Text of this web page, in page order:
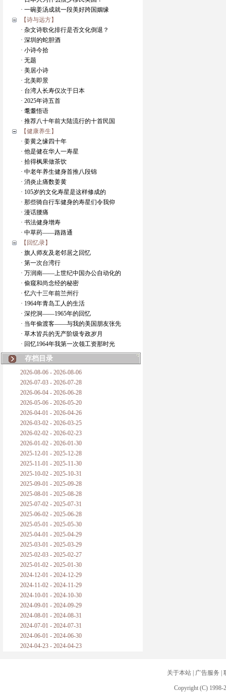
· 一碗姜汤成就一段美好跨国姻缘
【诗与远方】
· 杂文诗歌化排行是否文化倒退？
· 深圳的蛇胆酒
· 小诗今拾
· 无题
· 美居小诗
· 北美即景
· 台湾人长寿仅次于日本
· 2025年诗五首
· 耄耋悟语
· 推荐八十年前大陆流行的十首民国
【健康养生】
· 姜黄之缘四十年
· 他是健在华人一寿星
· 拾得枫果做茶饮
· 中老年养生健身首推八段锦
· 消炎止痛数姜黄
· 105岁的文化寿星是这样修成的
· 那些骑自行车健身的寿星们令我仰
· 漫话腰痛
· 书法健身增寿
· 中草药——路路通
【回忆录】
· 旗人师友及老邻居之回忆
· 第一次台湾行
· 万润南——上世纪中国办公自动化的
· 偷窥和尚念经的秘密
· 忆六十三年前兰州行
· 1964年青岛工人的生活
· 深挖洞——1965年的回忆
· 当年偷渡客——与我的美国朋友张先
· 草木皆兵的无产阶级专政岁月
· 回忆1964年我第一次领工资那时光
存档目录
2026-08-06 - 2026-08-06
2026-07-03 - 2026-07-28
2026-06-04 - 2026-06-28
2026-05-06 - 2026-05-20
2026-04-01 - 2026-04-26
2026-03-02 - 2026-03-25
2026-02-02 - 2026-02-23
2026-01-02 - 2026-01-30
2025-12-01 - 2025-12-28
2025-11-01 - 2025-11-30
2025-10-02 - 2025-10-31
2025-09-01 - 2025-09-28
2025-08-01 - 2025-08-28
2025-07-02 - 2025-07-31
2025-06-02 - 2025-06-28
2025-05-01 - 2025-05-30
2025-04-01 - 2025-04-29
2025-03-01 - 2025-03-29
2025-02-03 - 2025-02-27
2025-01-02 - 2025-01-30
2024-12-01 - 2024-12-29
2024-11-02 - 2024-11-29
2024-10-01 - 2024-10-30
2024-09-01 - 2024-09-29
2024-08-01 - 2024-08-31
2024-07-01 - 2024-07-31
2024-06-01 - 2024-06-30
2024-04-23 - 2024-04-23
关于本站| 广告服务
Copyright (C) 1998-